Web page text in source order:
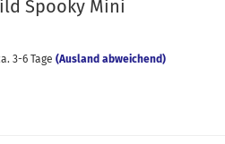
Spooky Mini
3-6 Tage (Ausland abweichend)